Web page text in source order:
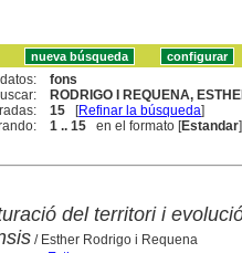
fons
RODRIGO I REQUENA,
15 [Refinar la búsqueda]
1 .. 15 en el formato [Estandar]
del territori i
/ Esther Rodrigo i Requena